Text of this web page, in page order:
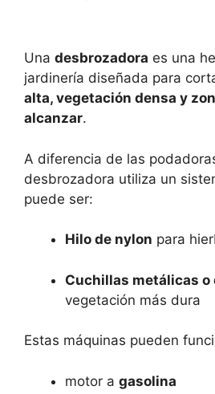
Una desbrozadora es una
jardinería diseñada para
alta, vegetación densa y
alcanzar.
A diferencia de las
desbrozadora utiliza un
puede ser:
Hilo de nylon para
Cuchillas metálicas o
vegetación más dura
Estas máquinas pueden
motor a gasolina